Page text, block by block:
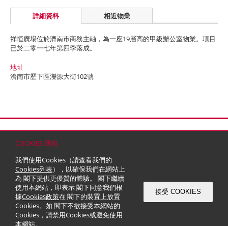
COOKIES 通知
我們使用Cookies（請查看我們的
Cookies列表），以確保我們在網站上
為 閣下提供更優質的體驗。 閣下繼續
使用本網站，即表示 閣下同意我們根
據Cookies政策在 閣下的裝置上放置
Cookies。如 閣下不欲接受本網站的
Cookies，請禁用Cookies或避免使用
本網站。
接受 COOKIES
詳細資料 相近物業
祥恒廣場位於濟南市商務主軸，為一座19層高的甲級辦公室物業。項目
已於二零一七年第四季落成。
地址
濟南市歷下區濼源大街102號
© 2026 嘉里建設有限公司 (於百慕達註冊成立之有限公司)